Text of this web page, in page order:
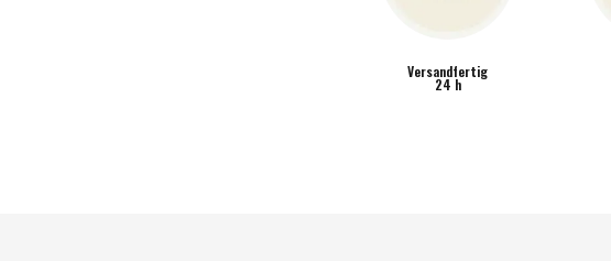
Versandfertig
24 h